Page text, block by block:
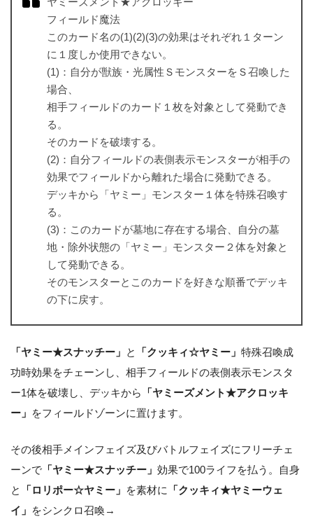
フィールド魔法
このカード名の(1)(2)(3)の効果はそれぞれ１ターン
に１度しか使用できない。
(1)：自分が獣族・光属性ＳモンスターをＳ召喚した
場合、
相手フィールドのカード１枚を対象として発動でき
る。
そのカードを破壊する。
(2)：自分フィールドの表側表示モンスターが相手の
効果でフィールドから離れた場合に発動できる。
デッキから「ヤミー」モンスター１体を特殊召喚す
る。
(3)：このカードが墓地に存在する場合、自分の墓
地・除外状態の「ヤミー」モンスター２体を対象と
して発動できる。
そのモンスターとこのカードを好きな順番でデッキ
の下に戻す。
「ヤミー★スナッチー」 と 「クッキィ☆ヤミー」 特殊召喚成
功時効果をチェーンし、相手フィールドの表側表示モンスタ
ー1体を破壊し、デッキから
「ヤミーズメント★アクロッキ
ー」 をフィールドゾーンに置けます。
その後相手メインフェイズ及びバトルフェイズにフリーチェ
ーンで 「ヤミー★スナッチー」 効果で100ライフを払う。自身
と
「ロリポー☆ヤミー」 を素材に
「クッキィ★ヤミーウェ
イ」 をシンクロ召喚→